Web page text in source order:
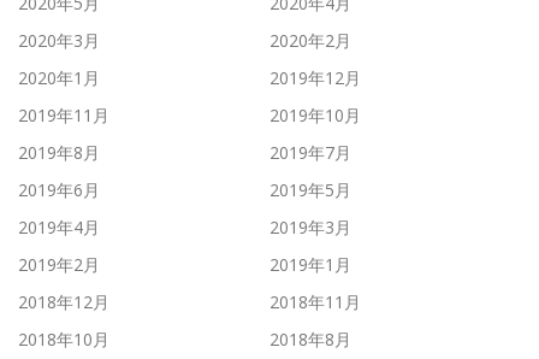
2020年3月
2020年2月
2020年1月
2019年12月
2019年11月
2019年10月
2019年8月
2019年7月
2019年6月
2019年5月
2019年4月
2019年3月
2019年2月
2019年1月
2018年12月
2018年11月
2018年10月
2018年8月